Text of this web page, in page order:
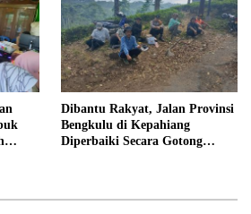
Dibantu Rakyat, Jalan Provinsi
Bengkulu di Kepahiang
Diperbaiki Secara Gotong